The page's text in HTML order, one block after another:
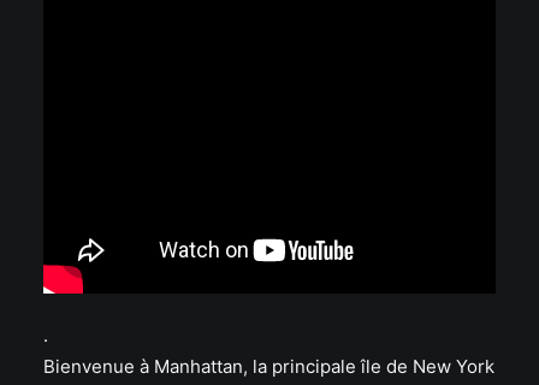
.
Bienvenue à Manhattan, la principale île de New York